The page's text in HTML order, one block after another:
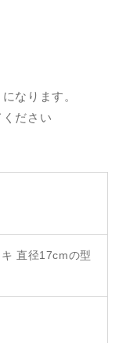
なります。
ださい
直径17cmの型